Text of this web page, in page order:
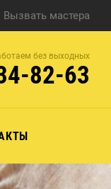
Вызвать мастера
без выходных
82-63